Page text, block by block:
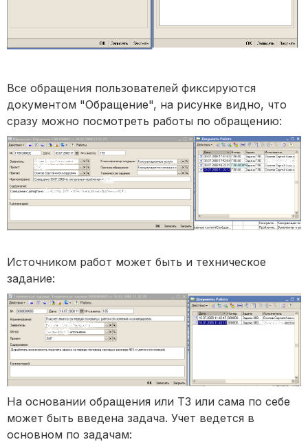
Все обращения пользователей фиксируются
документом "Обращение", на рисунке видно, что
сразу можно посмотреть работы по обращению:
Источником работ может быть и техническое
задание:
На основании обращения или ТЗ или сама по себе
может быть введена задача. Учет ведется в
основном по задачам: